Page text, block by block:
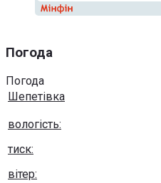
Погода
Погода
Шепетівка
вологість:
тиск:
вітер: